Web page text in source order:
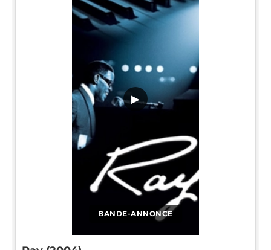
BANDE-ANNONCE
▶